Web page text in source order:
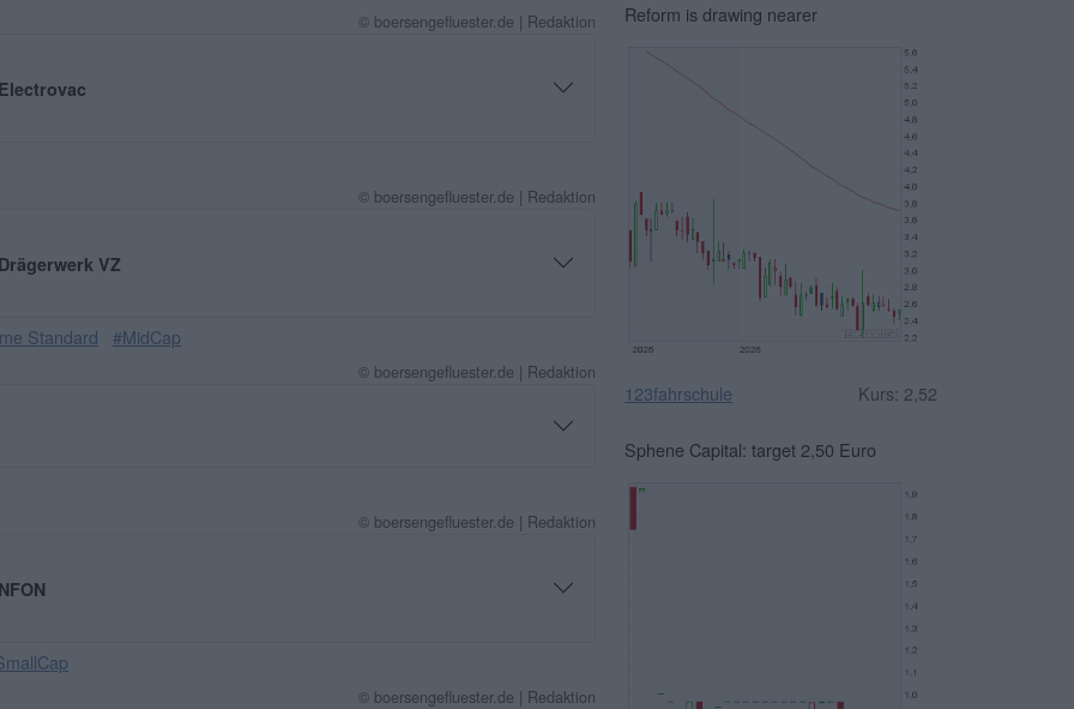
© boersengefluester.de | Redaktion
© boersengefluester.de | Redaktion
VZ
Standard #MidCap
© boersengefluester.de | Redaktion
© boersengefluester.de | Redaktion
© boersengefluester.de | Redaktion
Reform is drawing nearer
123fahrschule Kurs: 2,52
Sphene Capital: target 2,50 Euro